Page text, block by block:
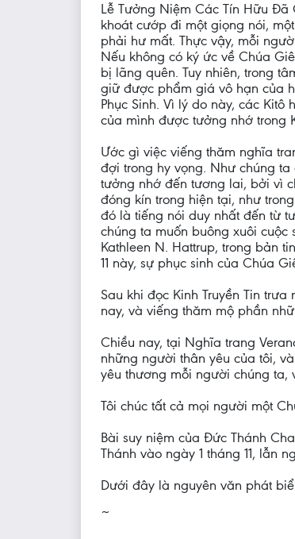
Lễ Tưởng Niệm Các Tín Hữu
khoát cướp đi một giọng nói,
phải hư mất. Thực vậy, mỗi
Nếu không có ký ức về Chúa
bị lãng quên. Tuy nhiên, trong
giữ được phẩm giá vô hạn của
Phục Sinh. Vì lý do này, các
của mình được tưởng nhớ trong
Ước gì việc viếng thăm nghĩa
đợi trong hy vọng. Như chúng ta
tưởng nhớ đến tương lai, bởi vì
đóng kín trong hiện tại, như
đó là tiếng nói duy nhất đến từ
chúng ta muốn buông xuôi
Kathleen N. Hattrup, trong bản
11 này, sự phục sinh của Chúa
Sau khi đọc Kinh Truyền Tin
nay, và viếng thăm mộ phần
Chiều nay, tại Nghĩa trang
những người thân yêu của tôi,
yêu thương mỗi người chúng
Tôi chúc tất cả mọi người một
Bài suy niệm của Đức Thánh
Thánh vào ngày 1 tháng 11, lẫn
Dưới đây là nguyên văn phát
~